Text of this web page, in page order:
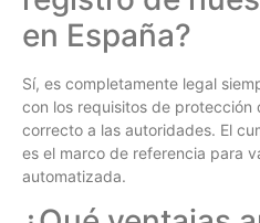
en España?
Sí, es completamente legal
con los requisitos de
correcto a las autoridades. El
es el marco de referencia para
automatizada.